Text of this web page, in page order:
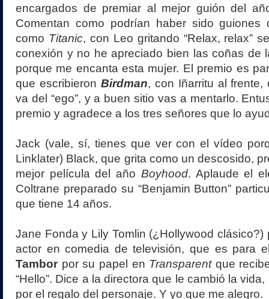
encargados de premiar al mejor guión del
Comentan como podrían haber sido guiones
como Titanic, con Leo gritando “Relax, relax”
conexión y no he apreciado bien las coñas de
porque me encanta esta mujer. El premio es
que escribieron Birdman, con Iñarritu al
va del “ego”, y a buen sitio vas a mentarlo.
premio y agradece a los tres señores que lo
Jack (vale, sí, tienes que ver con el vídeo
Linklater) Black, que grita como un descosido,
mejor película del año Boyhood. Aplaude el
Coltrane preparado su “Benjamin Button”
que tiene 14 años.
Jane Fonda y Lily Tomlin (¿Hollywood clásico?)
actor en comedia de televisión, que es para
Tambor por su papel en Transparentque
“Hello”. Dice a la directora que le cambió la
por el regalo del personaje. Y yo que me alegro.